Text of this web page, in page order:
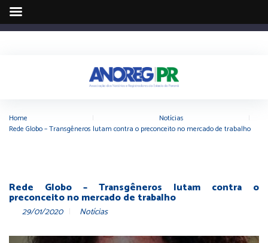
Home Notícias
Rede Globo – Transgêneros lutam contra o preconceito no mercado de trabalho
Rede Globo – Transgêneros lutam contra o
preconceito no mercado de trabalho
29/01/2020 Notícias